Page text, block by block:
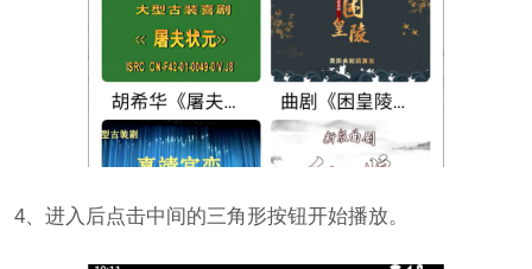
4、进入后点击中间的三角形按钮开始播放。